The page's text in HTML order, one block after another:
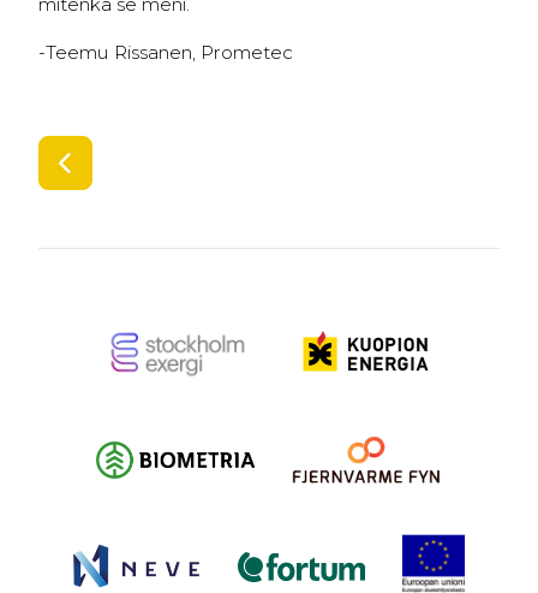
-Teemu Rissanen, Prometec